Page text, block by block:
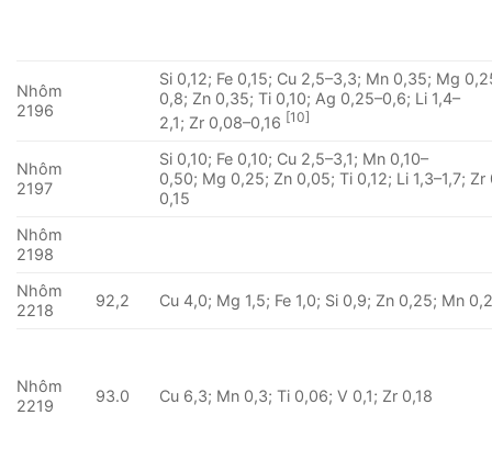
Nhôm
2196
Si 0,12; Fe 0,15; Cu 2,5–3,3; Mn 0,35; Mg
0,8; Zn 0,35; Ti 0,10; Ag 0,25–0,6; Li 1,4–
2,1; Zr 0,08–0,16 [10]
Nhôm
2197
Si 0,10; Fe 0,10; Cu 2,5–3,1; Mn 0,10–
0,50; Mg 0,25; Zn 0,05; Ti 0,12; Li 1,3–1,7; Zr
0,15
Nhôm
2198
Nhôm
2218
92,2 Cu 4,0; Mg 1,5; Fe 1,0; Si 0,9; Zn 0,25; Mn
Nhôm
2219
93.0 Cu 6,3; Mn 0,3; Ti 0,06; V 0,1; Zr 0,18